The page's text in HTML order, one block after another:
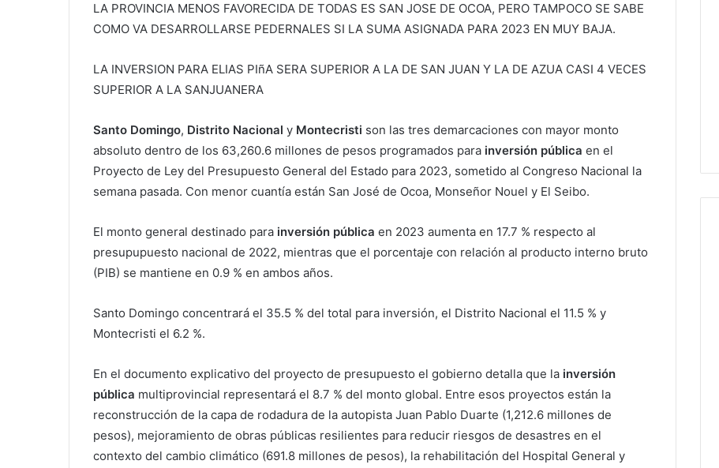
LA PROVINCIA MENOS FAVORECIDA DE TODAS ES SAN JOSE DE OCOA, PERO TAMPOCO SE SABE
COMO VA DESARROLLARSE PEDERNALES SI LA SUMA ASIGNADA PARA 2023 EN MUY BAJA.
LA INVERSION PARA ELIAS PIñA SERA SUPERIOR A LA DE SAN JUAN Y LA DE AZUA CASI 4 VECES
SUPERIOR A LA SANJUANERA
Santo Domingo, Distrito Nacional y Montecristi son las tres demarcaciones con mayor monto
absoluto dentro de los 63,260.6 millones de pesos programados para inversión pública en el
Proyecto de Ley del Presupuesto General del Estado para 2023, sometido al Congreso Nacional la
semana pasada. Con menor cuantía están San José de Ocoa, Monseñor Nouel y El Seibo.
El monto general destinado para inversión pública en 2023 aumenta en 17.7 % respecto al
presupupuesto nacional de 2022, mientras que el porcentaje con relación al producto interno bruto
(PIB) se mantiene en 0.9 % en ambos años.
Santo Domingo concentrará el 35.5 % del total para inversión, el Distrito Nacional el 11.5 % y
Montecristi el 6.2 %.
En el documento explicativo del proyecto de presupuesto el gobierno detalla que la inversión
pública multiprovincial representará el 8.7 % del monto global. Entre esos proyectos están la
reconstrucción de la capa de rodadura de la autopista Juan Pablo Duarte (1,212.6 millones de
pesos), mejoramiento de obras públicas resilientes para reducir riesgos de desastres en el
contexto del cambio climático (691.8 millones de pesos), la rehabilitación del Hospital General y